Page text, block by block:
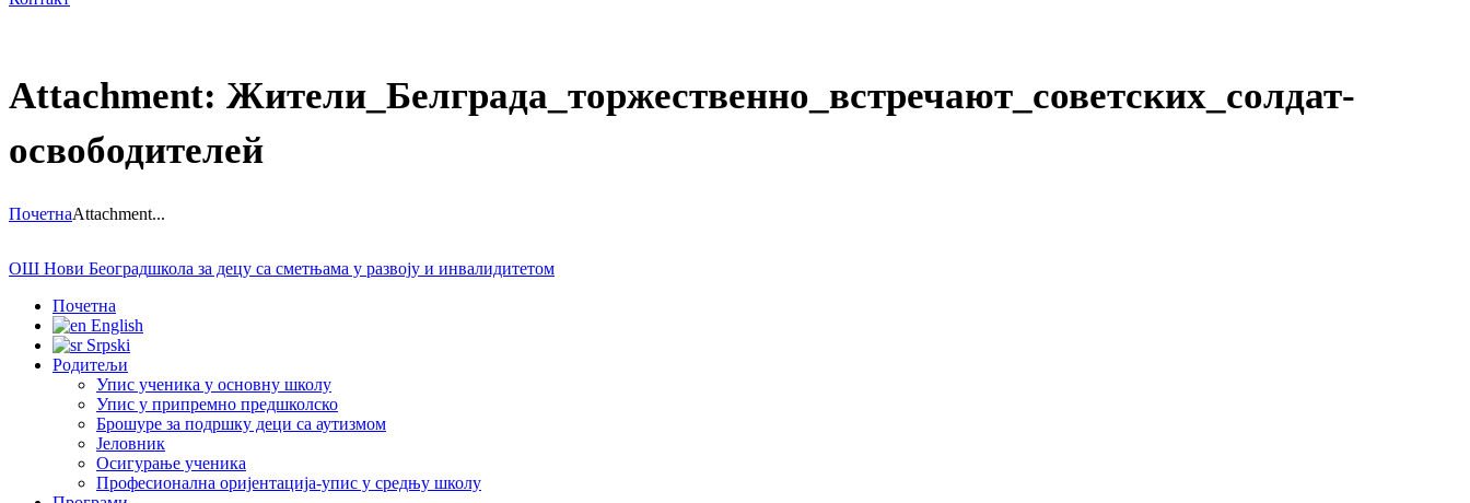
Attachment: Жители_Белграда_торжественно_встречают_советских_солдат-
освободителей
ПочетнаAttachment...
ОШ Нови Београдшкола за децу са сметњама у развоју и инвалидитетом
Почетна
English
Srpski
Родитељи
Упис ученика у основну школу
Упис у припремно предшколско
Брошуре за подршку деци са аутизмом
Јеловник
Осигурање ученика
Професионална оријентација-упис у средњу школу